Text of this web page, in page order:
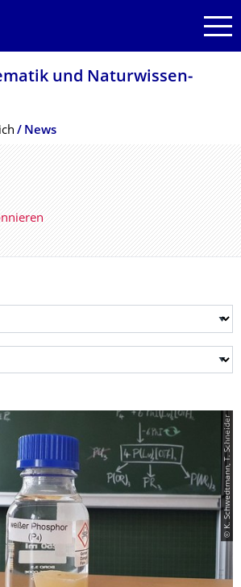
und Natur­wissen­
News
© K. Schwedtmann, T. Schneider